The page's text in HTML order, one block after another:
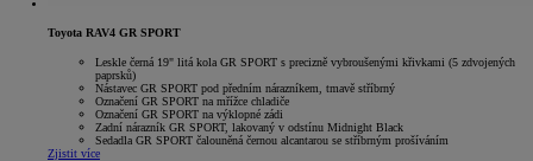
Toyota RAV4 GR SPORT
Leskle černá 19" litá kola GR SPORT s precizně vybroušenými křivkami (5 zdvojených
paprsků)
Nástavec GR SPORT pod předním nárazníkem, tmavě stříbrný
Označení GR SPORT na mřížce chladiče
Označení GR SPORT na výklopné zádi
Zadní nárazník GR SPORT, lakovaný v odstínu Midnight Black
Sedadla GR SPORT čalouněná černou alcantarou se stříbrným prošíváním
Zjistit více